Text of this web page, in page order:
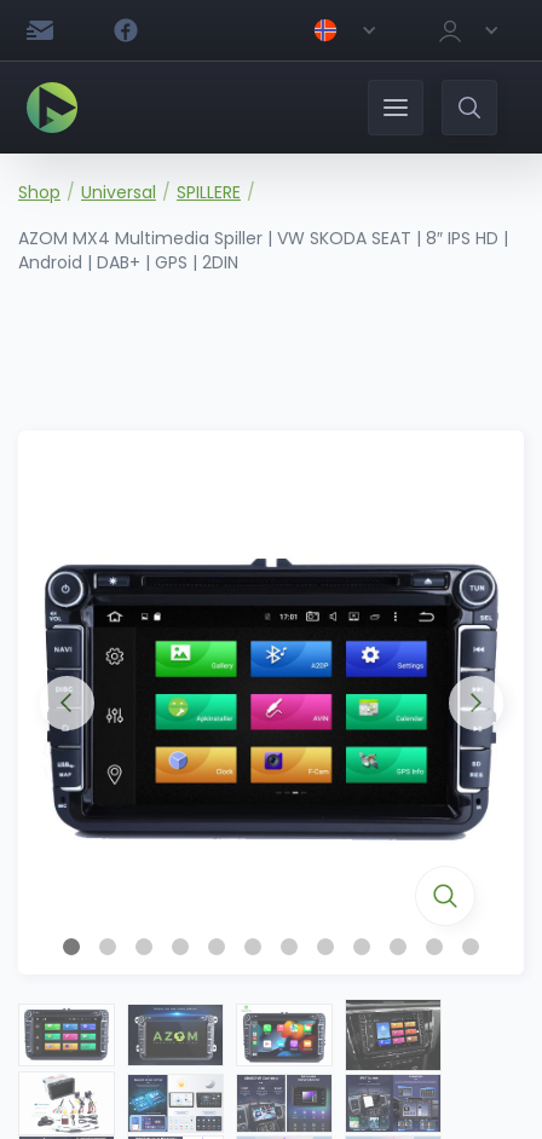
Shop / Universal / SPILLERE /
AZOM MX4 Multimedia Spiller | VW SKODA SEAT | 8″ IPS HD |
Android | DAB+ | GPS | 2DIN